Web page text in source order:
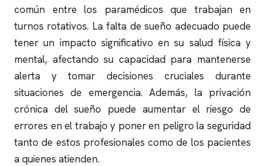
común entre los paramédicos que trabajan en
turnos rotativos. La falta de sueño adecuado puede
tener un impacto significativo en su salud física y
mental, afectando su capacidad para mantenerse
alerta y tomar decisiones cruciales durante
situaciones de emergencia. Además, la privación
crónica del sueño puede aumentar el riesgo de
errores en el trabajo y poner en peligro la seguridad
tanto de estos profesionales como de los pacientes
a quienes atienden.